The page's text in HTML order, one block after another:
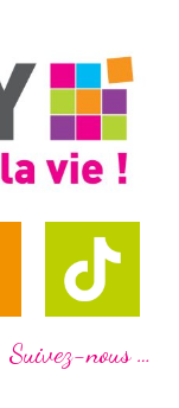
Suivez-nous …